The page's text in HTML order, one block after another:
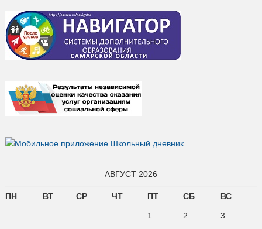
АВГУСТ 2026
ПН ВТ СР ЧТ ПТ СБ ВС
1 2
3